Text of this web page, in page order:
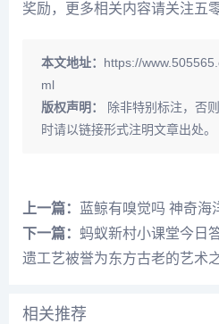
奖励，更多相关内容请关注五
本文地址： https://
ml
版权声明：
除非特别标注，否
时请以链接形式注明文章出处。
上一篇：
蓝鲸有嗅觉吗 神奇海
下一篇： 蚂蚁新村小课堂今日
遗工艺被誉为东方古老的艺术
相关推荐